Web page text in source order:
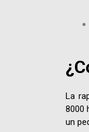
La
8000
un